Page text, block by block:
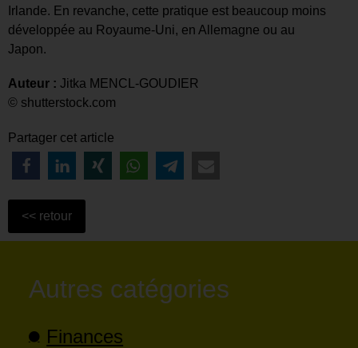
Irlande. En revanche, cette pratique est beaucoup moins
développée au Royaume-Uni, en Allemagne ou au
Japon.
Auteur : Jitka MENCL-GOUDIER
© shutterstock.com
Partager cet article
Autres catégories
Finances